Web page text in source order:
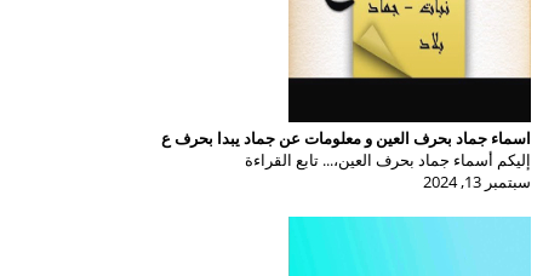
اسماء جماد بحرف العين و معلومات عن جماد يبدا بحرف ع
إليكم أسماء جماد بحرف العين،... تابع القراءة
سبتمبر 13, 2024